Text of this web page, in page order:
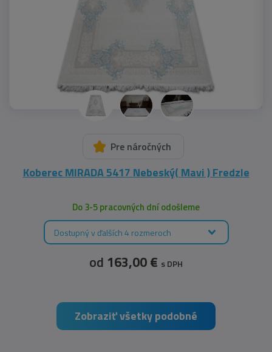
Pre náročných
Koberec MIRADA 5417 Nebeský( Mavi ) Fredzle
Do 3-5 pracovných dní odošleme
Dostupný v ďalších 4 rozmeroch
od 163,00 € s DPH
Zobraziť všetky podobné